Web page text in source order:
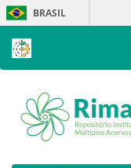
Skip
navigation
BRASIL